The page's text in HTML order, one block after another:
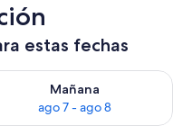
estas fechas
6 - ago 7
Mañana
ago 7 - ago 8
la disponibilidad